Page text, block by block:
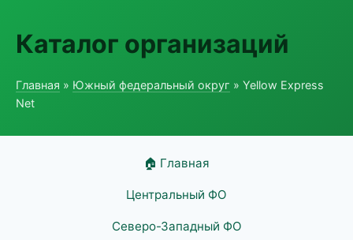
Каталог организаций
Главная » Южный федеральный округ » Yellow Express
Net
🏠 Главная
Центральный ФО
Северо-Западный ФО